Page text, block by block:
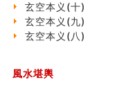
精选1500个五行属金
玄空本义(九)
八字十神与坐基关系详
人的面相看财运
玄空本义(十)
玄空本义(九)
玄空本义(八)
風水堪輿